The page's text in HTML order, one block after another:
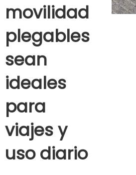
movilidad
plegables
sean
ideales
para
viajes y
uso diario